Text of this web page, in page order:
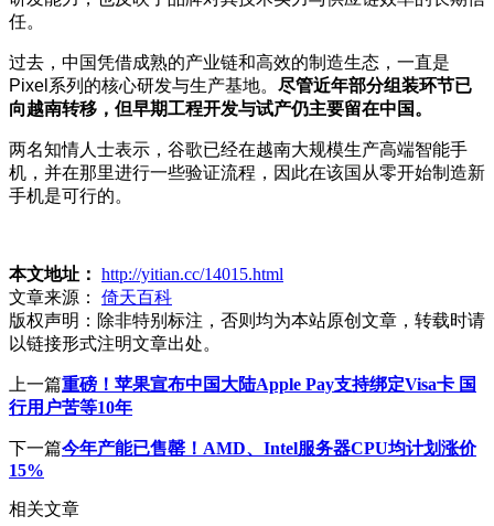
任。
过去，中国凭借成熟的产业链和高效的制造生态，一直是
Pixel系列的核心研发与生产基地。 尽管近年部分组装环节已
向越南转移，但早期工程开发与试产仍主要留在中国。
两名知情人士表示，谷歌已经在越南大规模生产高端智能手
机，并在那里进行一些验证流程，因此在该国从零开始制造新
手机是可行的。
本文地址： http://yitian.cc/14015.html
文章来源：
倚天百科
版权声明： 除非特别标注，否则均为本站原创文章，转载时请
以链接形式注明文章出处。
上一篇重磅！苹果宣布中国大陆Apple Pay支持绑定Visa卡 国
行用户苦等10年
下一篇今年产能已售罄！AMD、Intel服务器CPU均计划涨价
15%
相关文章